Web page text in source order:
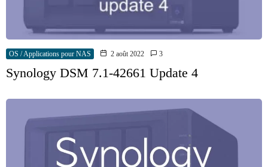
OS / Applications pour NAS 2 août 2022 3
Synology DSM 7.1-42661 Update 4